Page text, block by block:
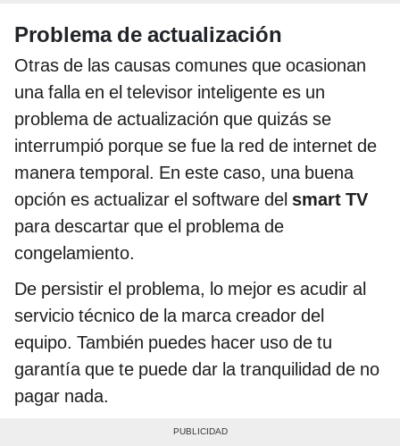
Problema de actualización
Otras de las causas comunes que ocasionan
una falla en el televisor inteligente es un
problema de actualización que quizás se
interrumpió porque se fue la red de internet de
manera temporal. En este caso, una buena
opción es actualizar el software del smart TV
para descartar que el problema de
congelamiento.
De persistir el problema, lo mejor es acudir al
servicio técnico de la marca creador del
equipo. También puedes hacer uso de tu
garantía que te puede dar la tranquilidad de no
pagar nada.